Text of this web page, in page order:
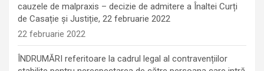
cauzele de malpraxis – decizie de admitere a Înaltei Curți
de Casație și Justiție, 22 februarie 2022
22 februarie 2022
ÎNDRUMĂRI referitoare la cadrul legal al contravențiilor